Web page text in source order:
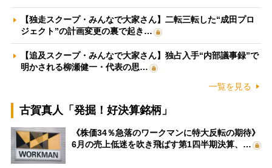
【独走スクープ・みんなで大家さん】二転三転した“成田プロ
ジェクト”の計画変更の裏で起き…
【追及スクープ・みんなで大家さん】独占入手“内部議事録”で
明かされる柳瀬健一・代表の思…
一覧を見る
古賀真人「発掘！好決算銘柄」
《株価34％急落のワークマンに特大反転の期待》
6月の売上低迷を吹き飛ばす第1四半期決算、…